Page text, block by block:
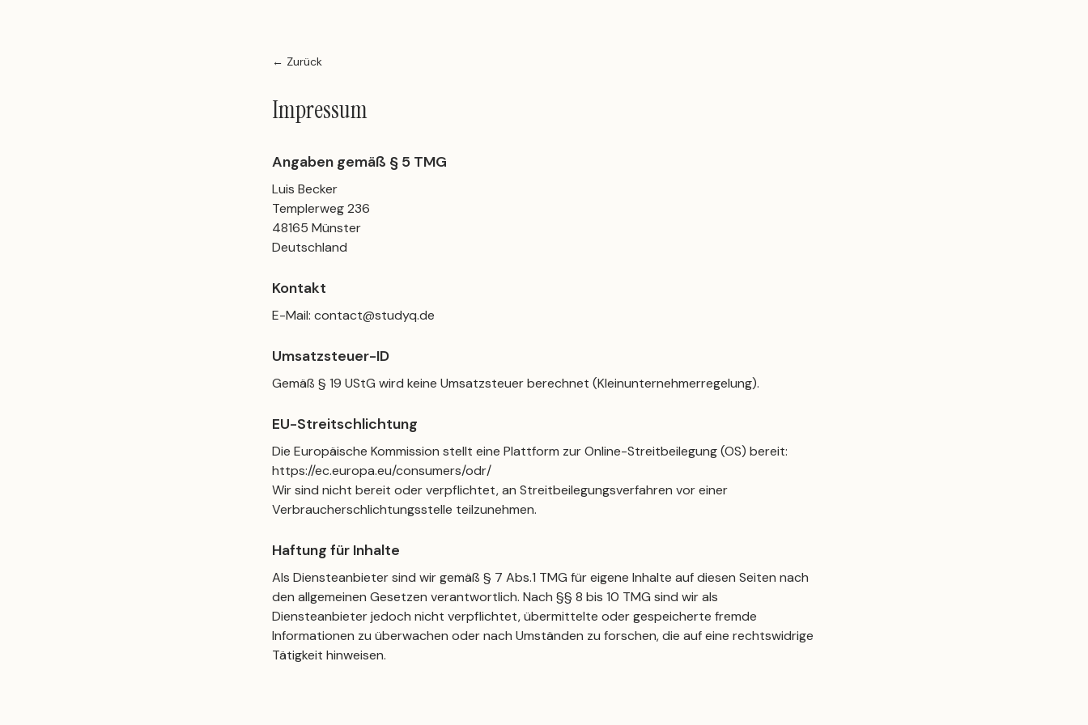
← Zurück
Impressum
Angaben gemäß § 5 TMG
Luis Becker
Templerweg 236
48165 Münster
Deutschland
Kontakt
E-Mail: contact@studyq.de
Umsatzsteuer-ID
Gemäß § 19 UStG wird keine Umsatzsteuer berechnet (Kleinunternehmerregelung).
EU-Streitschlichtung
Die Europäische Kommission stellt eine Plattform zur Online-Streitbeilegung (OS) bereit:
https://ec.europa.eu/consumers/odr/
Wir sind nicht bereit oder verpflichtet, an Streitbeilegungsverfahren vor einer
Verbraucherschlichtungsstelle teilzunehmen.
Haftung für Inhalte
Als Diensteanbieter sind wir gemäß § 7 Abs.1 TMG für eigene Inhalte auf diesen Seiten nach
den allgemeinen Gesetzen verantwortlich. Nach §§ 8 bis 10 TMG sind wir als
Diensteanbieter jedoch nicht verpflichtet, übermittelte oder gespeicherte fremde
Informationen zu überwachen oder nach Umständen zu forschen, die auf eine rechtswidrige
Tätigkeit hinweisen.